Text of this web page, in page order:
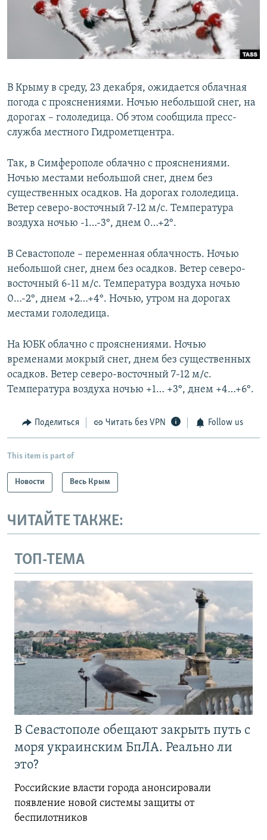
ПОБЕДИТЕЛЕЙ НЕ СУДЯТ?
КРЫМ.НЕПОКОРЕННЫЙ
ПРИСОЕДИНЯЙТЕСЬ!
Все сайты RFE/RL
В Крыму в среду, 23 декабря, ожидается облачная
погода с прояснениями. Ночью небольшой снег, на
дорогах – гололедица. Об этом сообщила пресс-
служба местного Гидрометцентра.
Так, в Симферополе облачно с прояснениями.
Ночью местами небольшой снег, днем без
существенных осадков. На дорогах гололедица.
Ветер северо-восточный 7-12 м/с. Температура
воздуха ночью -1…-3°, днем 0…+2°.
В Севастополе – переменная облачность. Ночью
небольшой снег, днем без осадков. Ветер северо-
восточный 6-11 м/с. Температура воздуха ночью
0…-2°, днем +2…+4°. Ночью, утром на дорогах
местами гололедица.
На ЮБК облачно с прояснениями. Ночью
временами мокрый снег, днем без существенных
осадков. Ветер северо-восточный 7-12 м/с.
Температура воздуха ночью +1… +3°, днем +4…+6°.
Поделиться Читать без VPN Follow us
This item is part of
Новости Весь Крым
ЧИТАЙТЕ ТАКЖЕ:
ТОП-ТЕМА
В Севастополе обещают закрыть путь с
моря украинским БпЛА. Реально ли
это?
Российские власти города анонсировали
появление новой системы защиты от
беспилотников